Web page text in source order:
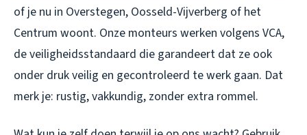
of je nu in Overstegen, Oosseld-Vijverberg of het
Centrum woont. Onze monteurs werken volgens VCA,
de veiligheidsstandaard die garandeert dat ze ook
onder druk veilig en gecontroleerd te werk gaan. Dat
merk je: rustig, vakkundig, zonder extra rommel.